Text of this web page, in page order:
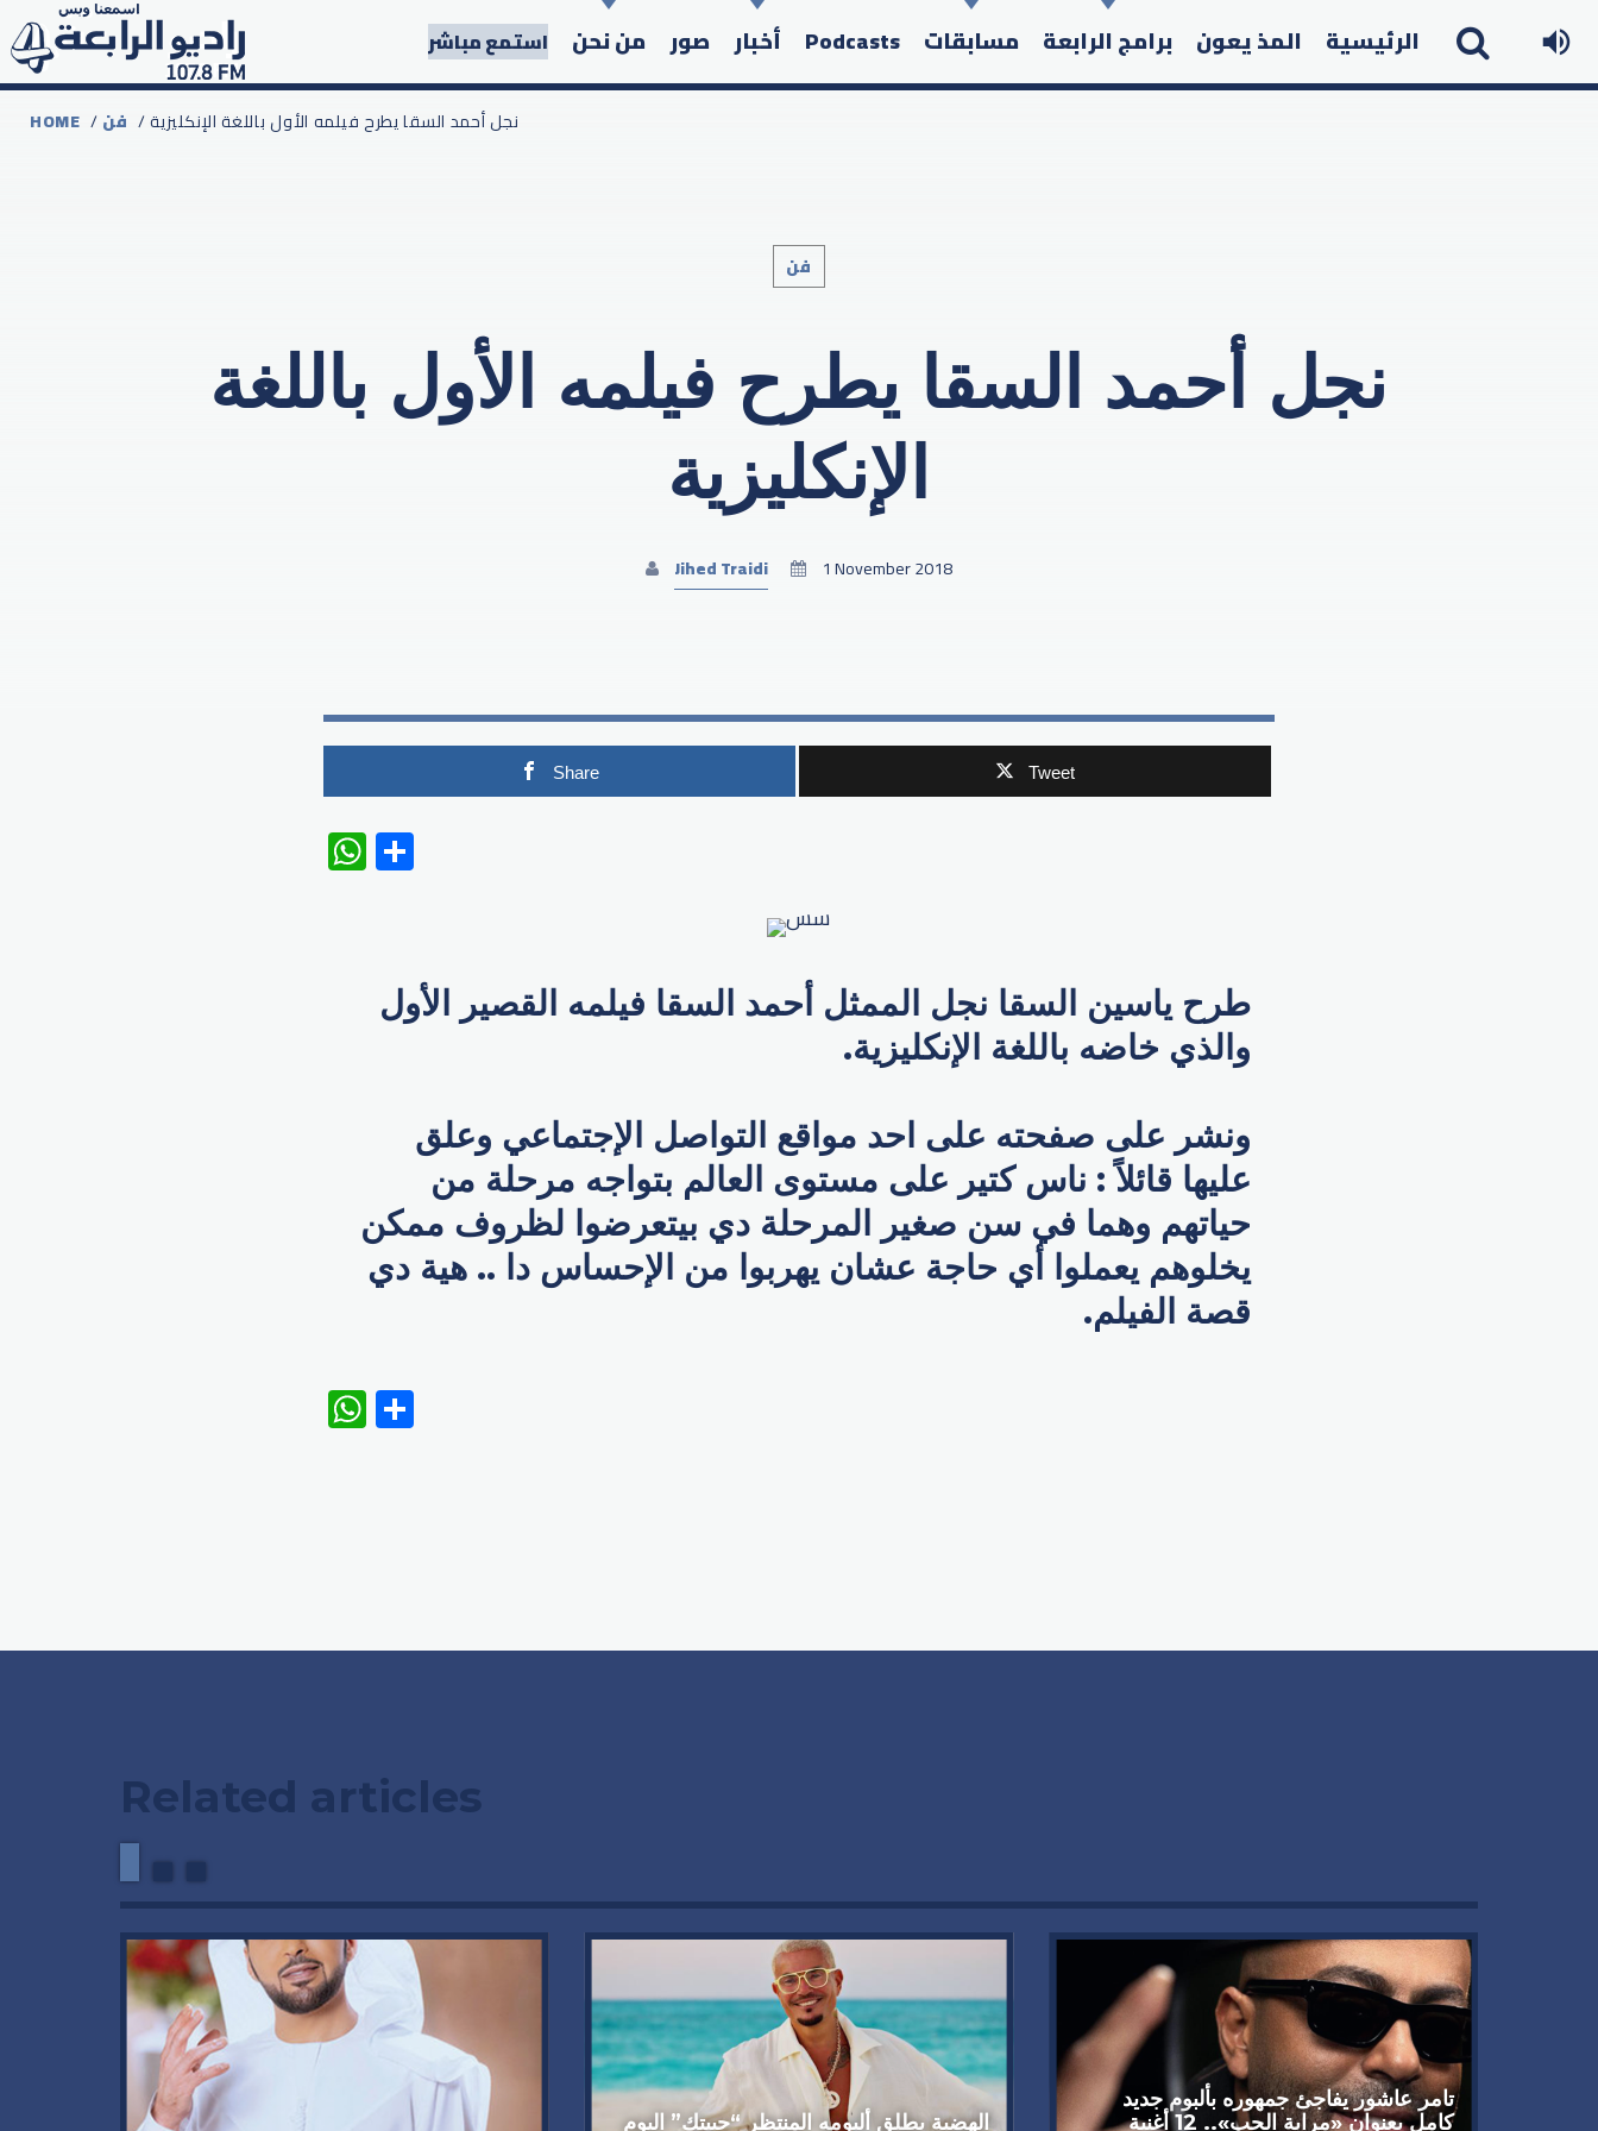
الرئيسية المذ يعون برامج الرابعة مسابقات Podcasts أخبار صور من نحن استمع مباشر
Search in the website:
HOME /فن / نجل أحمد السقا يطرح فيلمه الأول باللغة الإنكليزية
فن
نجل أحمد السقا يطرح فيلمه الأول باللغة
الإنكليزية
Jihed Traidi 1 November 2018
Share Tweet
WhatsApp
طرح ياسين السقا نجل الممثل أحمد السقا فيلمه القصير الأول
والذي خاضه باللغة الإنكليزية.
ونشر على صفحته على احد مواقع التواصل الإجتماعي وعلق
عليها قائلاً : ناس كتير على مستوى العالم بتواجه مرحلة من
حياتهم وهما في سن صغير المرحلة دي بيتعرضوا لظروف ممكن
يخلوهم يعملوا أي حاجة عشان يهربوا من الإحساس دا .. هية دي
قصة الفيلم.
WhatsApp
Related articles
الهضبة يطلق ألبومه المنتظر “حبيتك” اليوم
تامر عاشور يفاجئ جمهوره بألبوم جديد
كامل بعنوان «مراية الحب».. 12 أغنية